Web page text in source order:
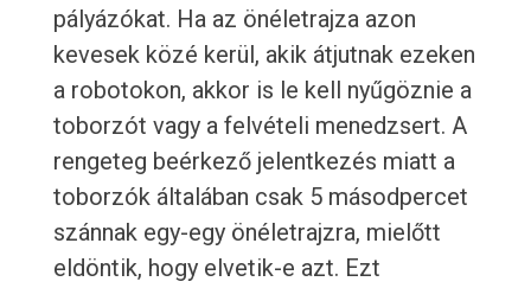
pályázókat. Ha az önéletrajza azon
kevesek közé kerül, akik átjutnak ezeken
a robotokon, akkor is le kell nyűgöznie a
toborzót vagy a felvételi menedzsert. A
rengeteg beérkező jelentkezés miatt a
toborzók általában csak 5 másodpercet
szánnak egy-egy önéletrajzra, mielőtt
eldöntik, hogy elvetik-e azt. Ezt